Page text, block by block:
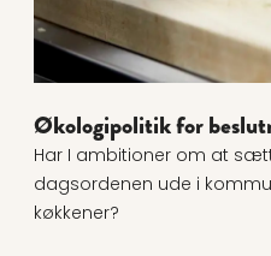
Økologipolitik for
Har I ambitioner om at
dagsordenen ude i
køkkener?